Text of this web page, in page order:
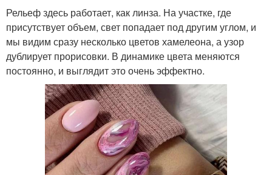
Рельеф здесь работает, как линза. На участке, где
присутствует объем, свет попадает под другим углом, и
мы видим сразу несколько цветов хамелеона, а узор
дублирует прорисовки. В динамике цвета меняются
постоянно, и выглядит это очень эффектно.